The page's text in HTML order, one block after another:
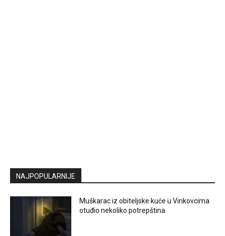
NAJPOPULARNIJE
Muškarac iz obiteljske kuće u Vinkovcima
otuđio nekoliko potrepština